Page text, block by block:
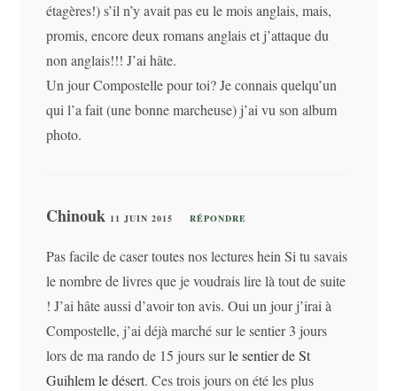
étagères!) s’il n’y avait pas eu le mois anglais, mais,
promis, encore deux romans anglais et j’attaque du
non anglais!!! J’ai hâte.
Un jour Compostelle pour toi? Je connais quelqu’un
qui l’a fait (une bonne marcheuse) j’ai vu son album
photo.
Chinouk 11 JUIN 2015 RÉPONDRE
Pas facile de caser toutes nos lectures hein Si tu savais
le nombre de livres que je voudrais lire là tout de suite
! J’ai hâte aussi d’avoir ton avis. Oui un jour j’irai à
Compostelle, j’ai déjà marché sur le sentier 3 jours
lors de ma rando de 15 jours surle sentier de St
Guihlem le désert. Ces trois jours on été les plus